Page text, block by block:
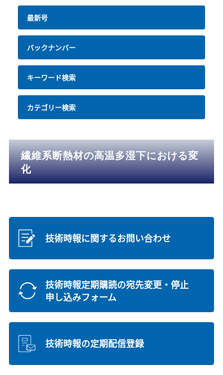
最新号
バックナンバー
キーワード検索
カテゴリー検索
繊維系断熱材の高温多湿下における変
化
技術時報に関するお問い合わせ
技術時報定期購読の宛先変更・停止
申し込みフォーム
技術時報の定期配信登録